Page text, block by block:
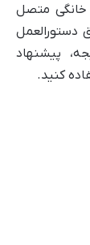
خانگی متصل
دستورالعمل
پیشنهاد